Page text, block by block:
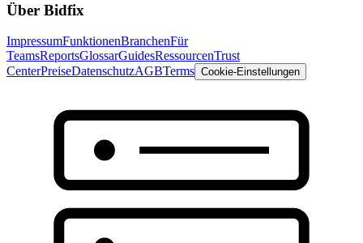
Über Bidfix
ImpressumFunktionenBranchenFür
TeamsReportsGlossarGuidesRessourcenTrust
CenterPreiseDatenschutzAGBTerms Cookie-Einstellungen